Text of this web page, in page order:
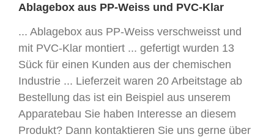
Ablagebox aus PP-Weiss und PVC-Klar
... Ablagebox aus PP-Weiss verschweisst und
mit PVC-Klar montiert ... gefertigt wurden 13
Sück für einen Kunden aus der chemischen
Industrie ... Lieferzeit waren 20 Arbeitstage ab
Bestellung das ist ein Beispiel aus unserem
Apparatebau Sie haben Interesse an diesem
Produkt? Dann kontaktieren Sie uns gerne über